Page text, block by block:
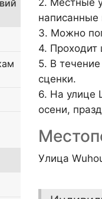
2. Местные
написанные
3. Можно
4. Проходит
5. В
сценки.
6. На улице
осени,
Улица